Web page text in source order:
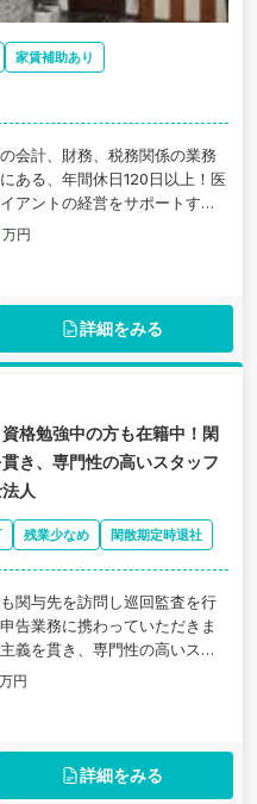
家賃補助あり
会計、財務、税務関係の業務
ある、年間休日120日以上！医
アントの経営をサポートする
万円
詳細をみる
格勉強中の方も在籍中！閑
き、専門性の高いスタッフ
人
残業少なめ 閑散期定時退社
関与先を訪問し巡回監査を行
告業務に携わっていただきま
義を貫き、専門性の高いスタ
法人の求人です。
万円
詳細をみる